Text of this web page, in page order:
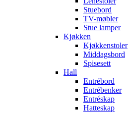
Stuebord
TV-møbler
Stue lamper
Kjøkken
Kjøkkenstoler
Middagsbord
Spisesett
Hall
Entrébord
Entrébenker
Entréskap
Hatteskap